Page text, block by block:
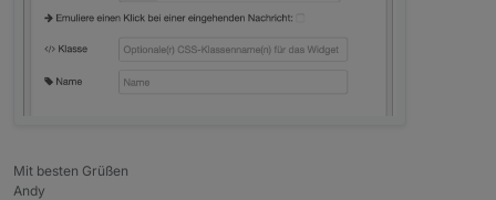
Mit besten Grüßen
Andy